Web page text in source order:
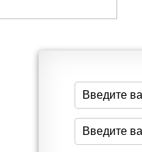
Еще рецепты
Проверь себя
середине дня?